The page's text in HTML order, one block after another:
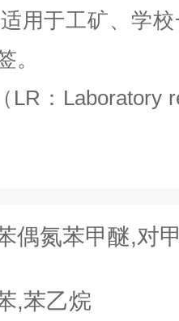
用于工矿、学
。
LR：Laboratory
偶氮苯甲醚,对
,苯乙烷